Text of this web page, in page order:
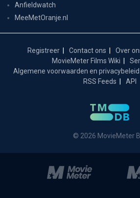
Anfieldwatch
MeeMetOranje.nl
Registreer Contact ons Over
MovieMeter Films Wiki
Algemene voorwaarden en privacybeleid
RSS Feeds
API
© 2026 MovieMeter